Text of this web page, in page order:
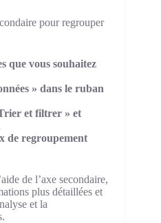
pour regrouper
que vous souhaitez
» dans le ruban
et filtrer » et
de regroupement
de l’axe secondaire,
plus détaillées et
et la